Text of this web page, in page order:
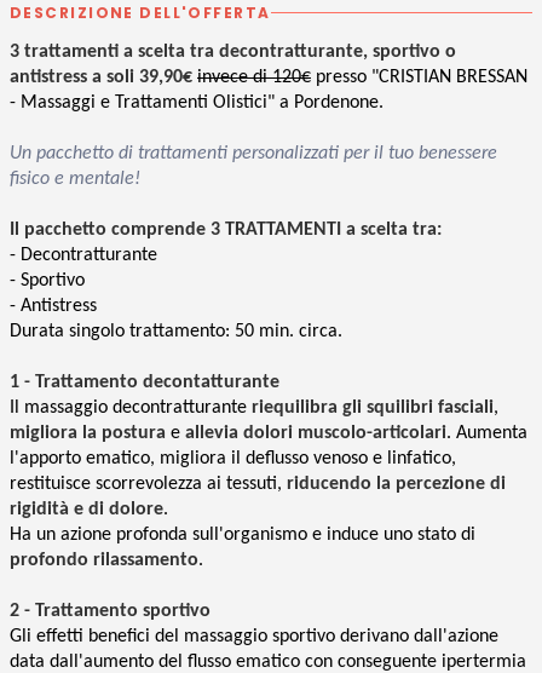
DESCRIZIONE DELL'OFFERTA
3 trattamenti a scelta tra decontratturante, sportivo o
antistress a soli 39,90€ invece di 120€ presso "CRISTIAN BRESSAN
- Massaggi e Trattamenti Olistici" a Pordenone.
Un pacchetto di trattamenti personalizzati per il tuo benessere
fisico e mentale!
Il pacchetto comprende 3 TRATTAMENTI a scelta tra:
- Decontratturante
- Sportivo
- Antistress
Durata singolo trattamento: 50 min. circa.
1 - Trattamento decontatturante
Il massaggio decontratturante riequilibra gli squilibri fasciali,
migliora la postura e allevia dolori muscolo-articolari. Aumenta
l'apporto ematico, migliora il deflusso venoso e linfatico,
restituisce scorrevolezza ai tessuti, riducendo la percezione di
rigidità e di dolore.
Ha un azione profonda sull'organismo e induce uno stato di
profondo rilassamento.
2 - Trattamento sportivo
Gli effetti benefici del massaggio sportivo derivano dall'azione
data dall'aumento del flusso ematico con conseguente ipertermia